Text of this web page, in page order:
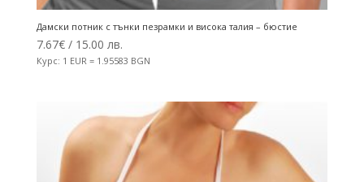
Дамски потник с тънки пезрамки и висока талия – бюстие
7.67€/ 15.00 лв.
Курс: 1 EUR = 1.95583 BGN